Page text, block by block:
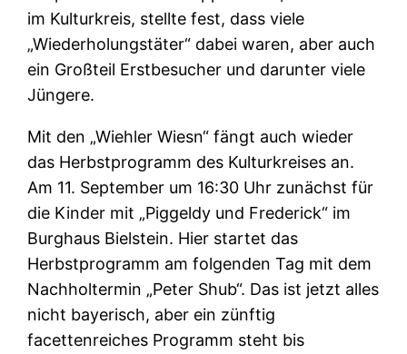
im Kulturkreis, stellte fest, dass viele
„Wiederholungstäter“ dabei waren, aber auch
ein Großteil Erstbesucher und darunter viele
Jüngere.
Mit den „Wiehler Wiesn“ fängt auch wieder
das Herbstprogramm des Kulturkreises an.
Am 11. September um 16:30 Uhr zunächst für
die Kinder mit „Piggeldy und Frederick“ im
Burghaus Bielstein. Hier startet das
Herbstprogramm am folgenden Tag mit dem
Nachholtermin „Peter Shub“. Das ist jetzt alles
nicht bayerisch, aber ein zünftig
facettenreiches Programm steht bis